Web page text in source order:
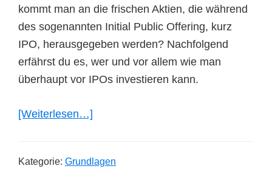
kommt man an die frischen Aktien, die während
des sogenannten Initial Public Offering, kurz
IPO, herausgegeben werden? Nachfolgend
erfährst du es, wer und vor allem wie man
überhaupt vor IPOs investieren kann.
[Weiterlesen…]
Kategorie: Grundlagen